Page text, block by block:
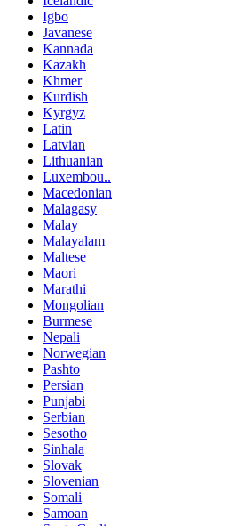
Igbo
Javanese
Kannada
Kazakh
Khmer
Kurdish
Kyrgyz
Latin
Latvian
Lithuanian
Luxembou..
Macedonian
Malagasy
Malay
Malayalam
Maltese
Maori
Marathi
Mongolian
Burmese
Nepali
Norwegian
Pashto
Persian
Punjabi
Serbian
Sesotho
Sinhala
Slovak
Slovenian
Somali
Samoan